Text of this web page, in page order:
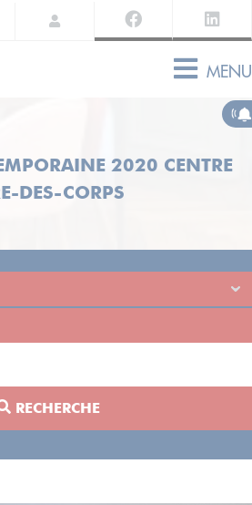
MENU
2020 CENTRE
DES-CORPS
RECHERCHE